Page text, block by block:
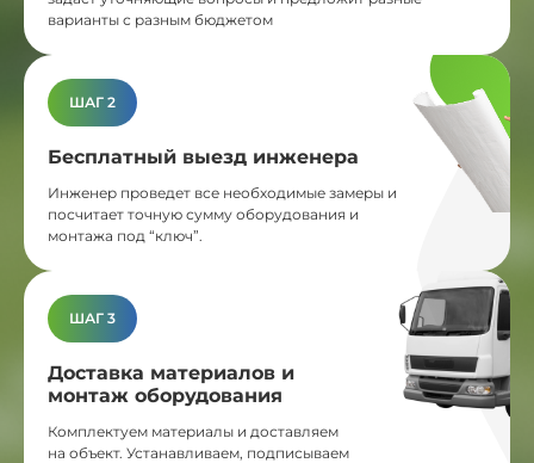
варианты с разным бюджетом
ШАГ 2
Бесплатный выезд инженера
Инженер проведет все необходимые замеры и
посчитает точную сумму оборудования и
монтажа под “ключ”.
ШАГ 3
Доставка материалов и
монтаж оборудования
Комплектуем материалы и доставляем
на объект. Устанавливаем, подписываем